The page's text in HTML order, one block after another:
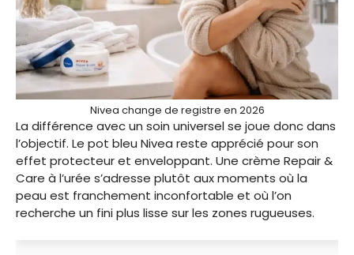
Nivea change de registre en 2026
La différence avec un soin universel se joue donc dans
l’objectif. Le pot bleu Nivea reste apprécié pour son
effet protecteur et enveloppant. Une crème Repair &
Care à l’urée s’adresse plutôt aux moments où la
peau est franchement inconfortable et où l’on
recherche un fini plus lisse sur les zones rugueuses.